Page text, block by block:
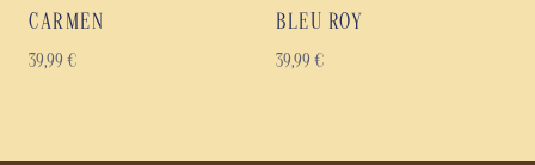
CARMEN
39,99 €
BLEU ROY
39,99 €